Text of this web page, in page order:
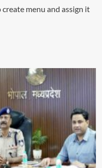
menu and assign it